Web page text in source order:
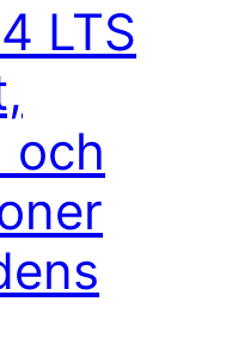
LTS
och